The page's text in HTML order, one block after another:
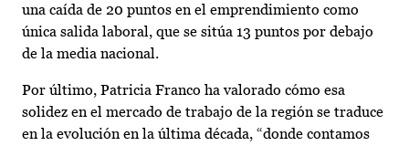
una caída de 20 puntos en el emprendimiento como
única salida laboral, que se sitúa 13 puntos por debajo
de la media nacional.
Por último, Patricia Franco ha valorado cómo esa
solidez en el mercado de trabajo de la región se traduce
en la evolución en la última década, “donde contamos